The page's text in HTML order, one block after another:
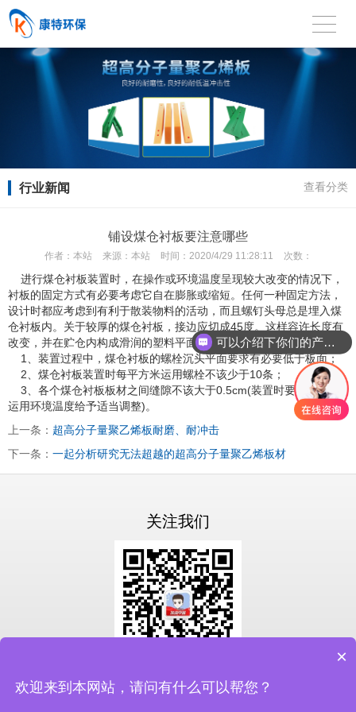
行业新闻 查看分类
铺设煤仓衬板要注意哪些
作者： 本站 来源： 本站 时间： 2020/4/29 11:28:11 次数：
进行煤仓衬板装置时，在操作或环境温度呈现较大改变的情况下，
衬板的固定方式有必要考虑它自在膨胀或缩短。任何一种固定方法，
设计时都应考虑到有利于散装物料的活动，而且螺钉头母总是埋入煤
仓衬板内。关于较厚的煤仓衬板，接边应切成45度。这样容许长度有
改变，并在贮仓内构成滑润的塑料平面，有利于物料的活动。
1、装置过程中，煤仓衬板的螺栓沉头平面要求有必要低于板面；
2、煤仓衬板装置时每平方米运用螺栓不该少于10条；
3、各个煤仓衬板板材之间缝隙不该大于0.5cm(装置时要根据板材
运用环境温度给予适当调整)。
上一条： 超高分子量聚乙烯板耐磨、耐冲击
下一条： 一起分析研究无法超越的超高分子量聚乙烯板材
关注我们
扫一扫关注我们
可以介绍下你们的产品么？
×
欢迎来到本网站，请问有什么可以帮您？